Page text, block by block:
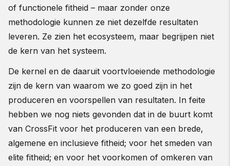
of functionele fitheid – maar zonder onze
methodologie kunnen ze niet dezelfde resultaten
leveren. Ze zien het ecosysteem, maar begrijpen niet
de kern van het systeem.
De kernel en de daaruit voortvloeiende methodologie
zijn de kern van waarom we zo goed zijn in het
produceren en voorspellen van resultaten. In feite
hebben we nog niets gevonden dat in de buurt komt
van CrossFit voor het produceren van een brede,
algemene en inclusieve fitheid; voor het smeden van
elite fitheid; en voor het voorkomen of omkeren van